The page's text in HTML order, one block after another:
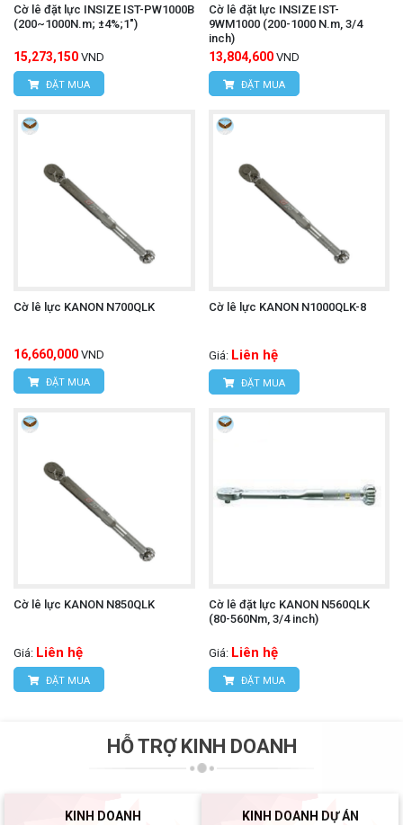
Cờ lê đặt lực INSIZE IST-PW1000B
(200~1000N.m; ±4%;1")
15,273,150 VND
ĐẶT MUA
Cờ lê đặt lực INSIZE IST-
9WM1000 (200-1000 N.m, 3/4
inch)
13,804,600 VND
ĐẶT MUA
Cờ lê lực KANON N700QLK
16,660,000 VND
ĐẶT MUA
Cờ lê lực KANON N1000QLK-8
Giá: Liên hệ
ĐẶT MUA
Cờ lê lực KANON N850QLK
Giá: Liên hệ
ĐẶT MUA
Cờ lê đặt lực KANON N560QLK
(80-560Nm, 3/4 inch)
Giá: Liên hệ
ĐẶT MUA
HỖ TRỢ KINH DOANH
KINH DOANH
KINH DOANH DỰ ÁN